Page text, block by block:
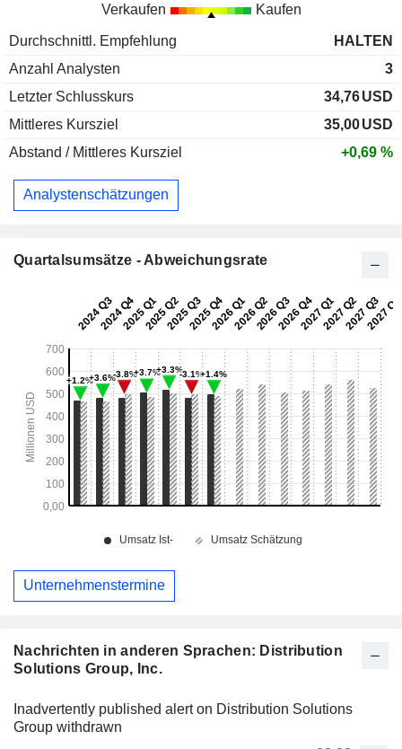
Nachrichten in anderen Sprachen: Distribution
Solutions Group, Inc.
Inadvertently published alert on Distribution Solutions
Group withdrawn
Verkaufen Kaufen
Durchschnittl. Empfehlung
HALTEN
Anzahl Analysten
3
Letzter Schlusskurs
34,76USD
Mittleres Kursziel
35,00USD
Abstand / Mittleres Kursziel
+0,69 %
Analystenschätzungen
Quartalsumsätze - Abweichungsrate
Unternehmenstermine